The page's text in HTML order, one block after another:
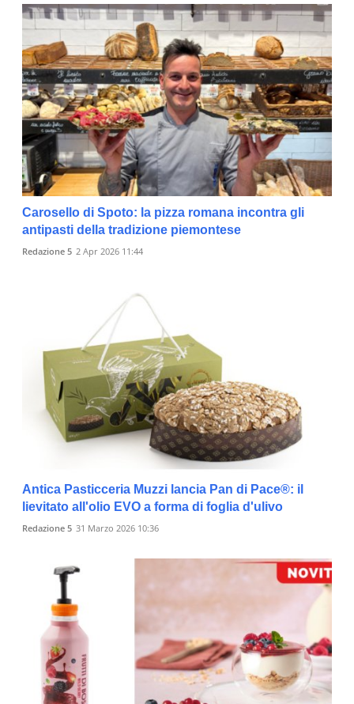
Carosello di Spoto: la pizza romana incontra gli
antipasti della tradizione piemontese
Redazione 5 2 Apr 2026 11:44
Antica Pasticceria Muzzi lancia Pan di Pace®: il
lievitato all'olio EVO a forma di foglia d'ulivo
Redazione 5 31 Marzo 2026 10:36